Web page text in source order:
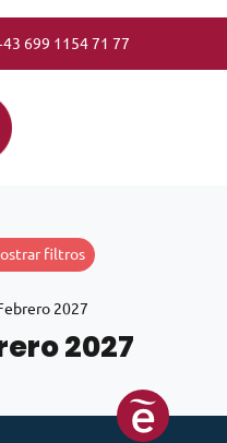
699 1154 71 77
principal
filtros
2027
2027